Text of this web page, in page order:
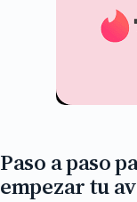
Paso a paso
empezar tu